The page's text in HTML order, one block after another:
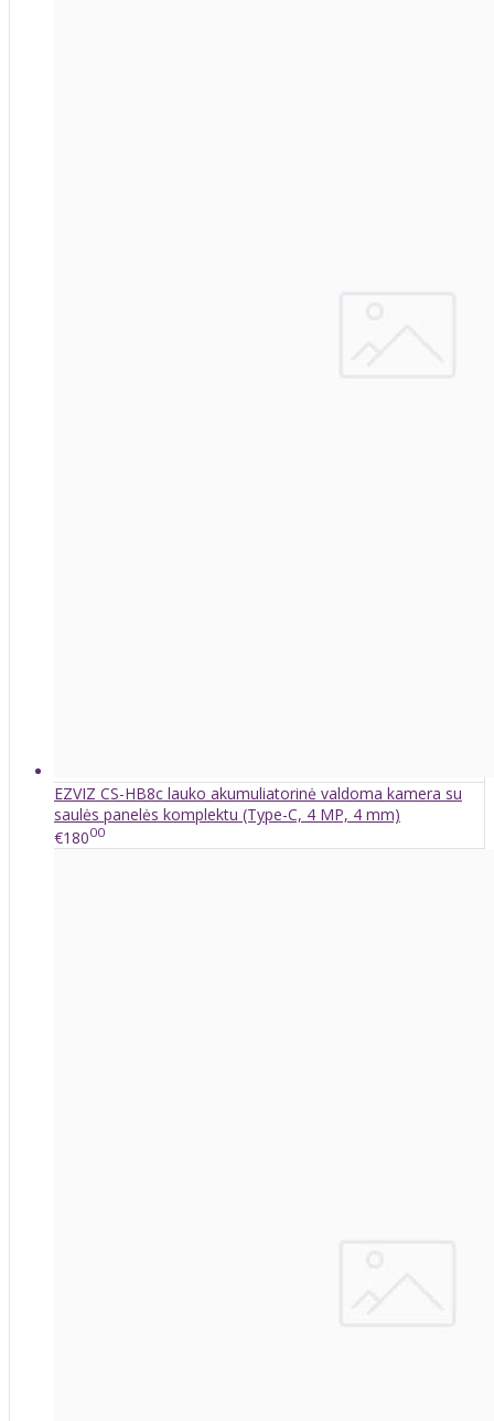
EZVIZ CS-HB8c lauko akumuliatorinė valdoma kamera su
saulės panelės komplektu (Type-C, 4 MP, 4 mm)
€18000